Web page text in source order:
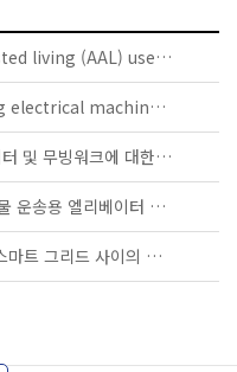
IEC TS 63134:2020 - Active assisted living (AAL) use cases
IEC 60034-5:2020 RLV - Rotating electrical machines - Part 5: Degrees of protection provided by the integral design of rotating electrical machines (IP code) - Classification
KS B ISO/TS 25740-1 - 에스컬레이터 및 무빙워크에 대한 안전요건 — 제1부: 세계공통 필수 안전요건(GESRs)
KS B ISO/TS 8100-21 - 승객 및 화물 운송용 엘리베이터 —제21부: 세계공통 필수안전요건(GESRs)을 충족하는 세계공통 안전 파라미터(GSPs)
KS C IEC TS 62872 - 산업 시설과 스마트 그리드 사이의 산업 공정 측정, 제어 및 자동화 시스템 인터페이스